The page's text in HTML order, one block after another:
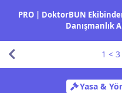
PRO | DoktorBUN
Danışmanlık
Yasa &
1 < 3